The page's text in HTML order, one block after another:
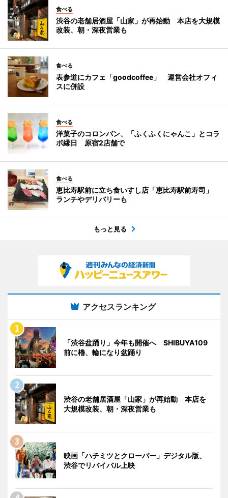
食べる
渋谷の老舗居酒屋「山家」が再始動 本店を大規模
改装、朝・深夜営業も
食べる
表参道にカフェ「goodcoffee」 運営会社オフィ
スに併設
食べる
洋菓子のコロンバン、「ふくふくにゃんこ」とコラ
ボ縁日 原宿2店舗で
食べる
恵比寿駅前に立ち食いすし店「恵比寿駅前寿司」
ランチやデリバリーも
もっと見る
アクセスランキング
「渋谷盆踊り」今年も開催へ SHIBUYA109
前に櫓、輪になり盆踊り
渋谷の老舗居酒屋「山家」が再始動 本店を
大規模改装、朝・深夜営業も
映画「ハチミツとクローバー」デジタル版、
渋谷でリバイバル上映